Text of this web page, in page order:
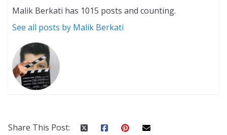
Malik Berkati has 1015 posts and counting.
See all posts by Malik Berkati
Share This Post: